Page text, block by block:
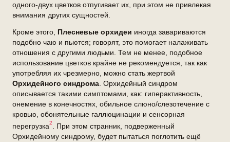
одного-двух цветков отпугивает их, при этом не привлекая
внимания других сущностей.
Кроме этого, Плесневые орхидеи иногда завариваются
подобно чаю и пьются; говорят, это помогает налаживать
отношения с другими людьми. Тем не менее, подобное
использование цветков крайне не рекомендуется, так как
употребляя их чрезмерно, можно стать жертвой
Орхидейного синдрома. Орхидейный синдром
описывается такими симптомами, как: гиперактивность,
онемение в конечностях, обильное слюно/слезотечение с
кровью, обонятельные галлюцинации и сенсорная
перегрузка2
. При этом странник, подверженный
Орхидейному синдрому, будет пытаться поглотить ещё